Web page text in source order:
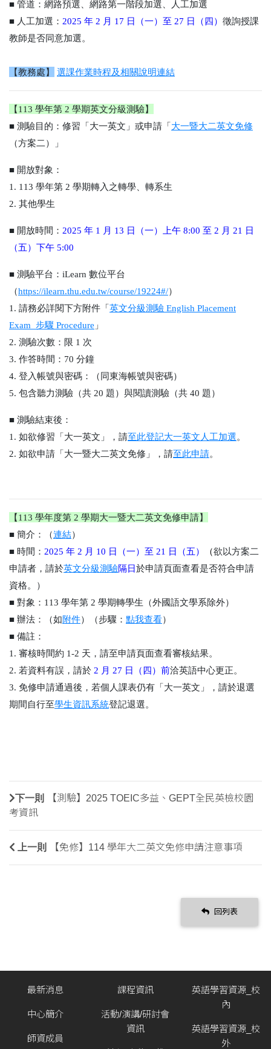
■ 管道： 網路預選、網路第一階段加選、人工加選
■ 人工加選 ： 2025 年 2 月 17 日（一）至 27 日（四） 徵詢授課
教師是否同意加選。
【教務處】 選課作業時程及相關說明連結
【113 學年第 2 學期英文分級測驗】
■ 測驗目的： 修習「大一英文」或申請「大一暨大二英文免修
（方案二）」
■ 開放對象：
1. 113 學年第 2 學期轉入之轉學、轉系生
2. 其他學生
■ 開放時間： 2025 年 1 月 13 日（一）上午 8:00 至 2 月 21 日
（五）下午 5:00
■ 測驗平台 ：iLearn 數位平台
（https://ilearn.thu.edu.tw/course/19224#/）
1. 請務必詳閱下方附件「英文分級測驗 English Placement
Exam_步驟 Procedure 」
2. 測驗次數：限 1 次
3. 作答時間：70 分鐘
4. 登入帳號與密碼：（同東海帳號與密碼）
5. 包含聽力測驗（共 20 題）與閱讀測驗（共 40 題）
■ 測驗結束後：
1. 如欲修習「大一英文」，請至此登記大一英文人工加選。
2. 如欲申請「大一暨大二英文免修」，請至此申請。
【113 學年度第 2 學期大一暨大二英文免修申請】
■ 簡介：（連結）
■ 時間： 2025 年 2 月 10 日（一）至 21 日（五） （欲以方案二
申請者，請於英文分級測驗隔日於申請頁面查看是否符合申請
資格。）
■ 對象： 113 學年第 2 學期轉學生（外國語文學系除外）
■ 辦法： （如附件）（步驟 ： 點我查看）
■ 備註：
1. 審核時間約 1-2 天，請至申請頁面查看審核結果。
2. 若資料有誤，請於 2 月 27 日（四）前洽英語中心更正。
3. 免修申請通過後，若個人課表仍有「大一英文」，請於退選
期間自行至學生資訊系統登記退選。
下一則
【測驗】2025 TOEIC多益、GEPT全民英檢校園
考資訊
上一則 【免修】114 學年大二英文免修申請注意事項
回列表
最新消息
中心簡介
師資成員
課程資訊
活動/演講/研討會
資訊
英語學習資源_校
內
英語學習資源_校
外